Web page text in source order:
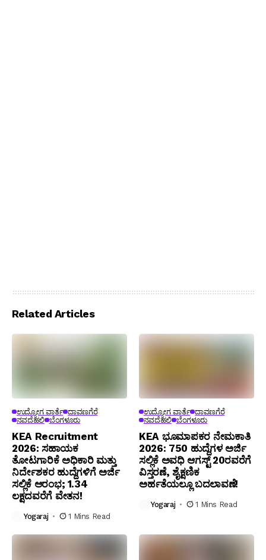
Related Articles
ಉದ್ಯೋಗ ವಾರ್ತೆ ದಾವಣಗೆರೆ
ನವದೆಹಲಿ ಬೆಂಗಳೂರು
KEA Recruitment
2026: ಸಹಾಯಕ
ತೋಟಗಾರಿಕೆ ಅಧಿಕಾರಿ ಮತ್ತು
ನಿರ್ದೇಶಕರ ಹುದ್ದೆಗಳಿಗೆ ಅರ್ಜಿ
ಸಲ್ಲಿಕೆ ಆರಂಭ; ₹1.34
ಲಕ್ಷದವರೆಗೆ ವೇತನ!
Yogaraj 1 Mins Read
ಉದ್ಯೋಗ ವಾರ್ತೆ ದಾವಣಗೆರೆ
ನವದೆಹಲಿ ಬೆಂಗಳೂರು
KEA ಭೂಮಾಪಕರ ನೇಮಕಾತಿ
2026: 750 ಹುದ್ದೆಗಳ ಅರ್ಜಿ
ಸಲ್ಲಿಕೆ ಅವಧಿ ಆಗಸ್ಟ್ 20ರವರೆಗೆ
ವಿಸ್ತರಣೆ, ಶೈಕ್ಷಣಿಕ
ಅರ್ಹತೆಯಲ್ಲೂ ಬದಲಾವಣೆ!
Yogaraj 1 Mins Read